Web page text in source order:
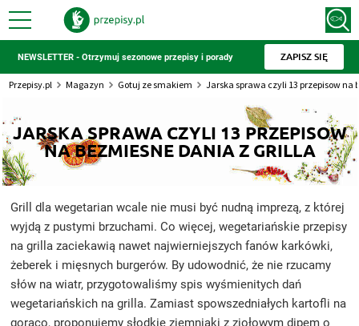
NEWSLETTER - Otrzymuj sezonowe przepisy i porady ZAPISZ SIĘ
Przepisy.pl Magazyn Gotuj ze smakiem Jarska sprawa czyli 13 przepisow na
JARSKA SPRAWA CZYLI 13 PRZEPISOW
NA BEZMIESNE DANIA Z GRILLA
Grill dla wegetarian wcale nie musi być nudną imprezą, z której
wyjdą z pustymi brzuchami. Co więcej, wegetariańskie przepisy
na grilla zaciekawią nawet najwierniejszych fanów karkówki,
żeberek i mięsnych burgerów. By udowodnić, że nie rzucamy
słów na wiatr, przygotowaliśmy spis wyśmienitych dań
wegetariańskich na grilla. Zamiast spowszedniałych kartofli na
gorąco, proponujemy słodkie ziemniaki z ziołowym dipem o